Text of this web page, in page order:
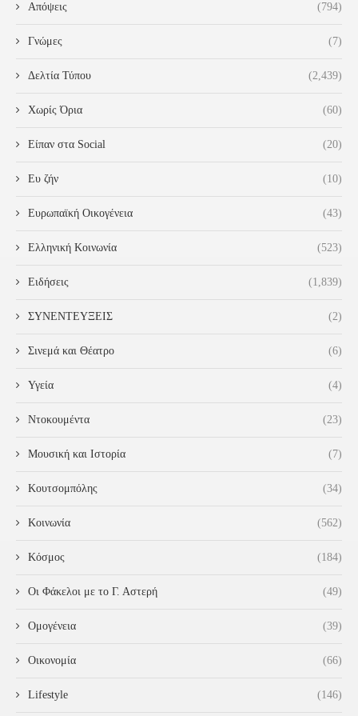
Απόψεις (794)
Γνώμες (7)
Δελτία Τύπου (2,439)
Χωρίς Όρια (60)
Είπαν στα Social (20)
Ευ ζήν (10)
Ευρωπαϊκή Οικογένεια (43)
Ελληνική Κοινωνία (523)
Ειδήσεις (1,839)
ΣΥΝΕΝΤΕΥΞΕΙΣ (2)
Σινεμά και Θέατρο (6)
Υγεία (4)
Ντοκουμέντα (23)
Μουσική και Ιστορία (7)
Κουτσομπόλης (34)
Κοινωνία (562)
Κόσμος (184)
Οι Φάκελοι με το Γ. Αστερή (49)
Ομογένεια (39)
Οικονομία (66)
Lifestyle (146)